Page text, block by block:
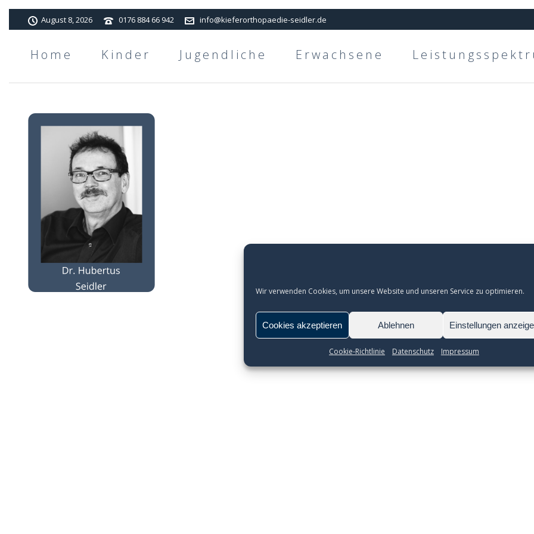
Wir verwenden Cookies, um unsere Website und unseren Service zu optimieren.
Cookies akzeptieren Ablehnen Einstellungen
Cookie-Richtlinie Datenschutz Impressum
August 8, 2026 0176 884 66 942 info@kieferorthopaedie-seidler.de
Home Kinder Jugendliche Erwachsene